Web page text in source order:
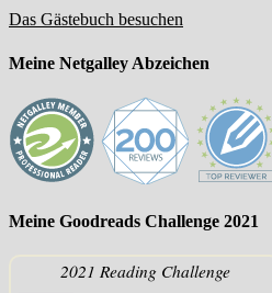
Das Gästebuch besuchen
Meine Netgalley Abzeichen
Meine Goodreads Challenge 2021
2021 Reading Challenge